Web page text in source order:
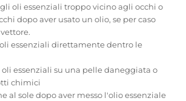
oli essenziali troppo vicino agli occhi o
dopo aver usato un olio, se per caso
essenziali direttamente dentro le
essenziali su una pelle daneggiata o
chimici
al sole dopo aver messo l'olio essenziale